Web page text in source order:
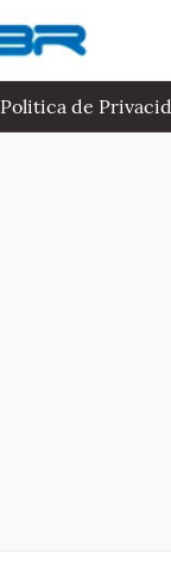
Politica de